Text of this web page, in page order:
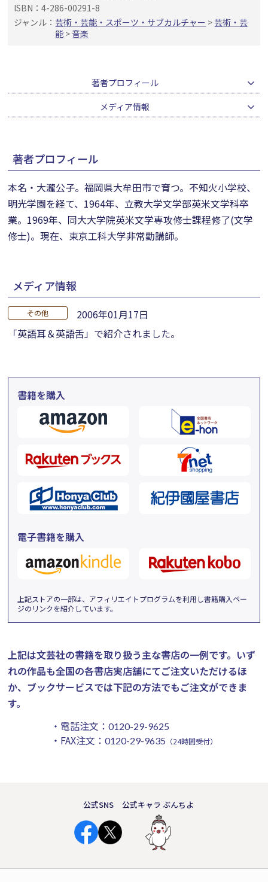
ISBN：4-286-00291-8
ジャンル：芸術・芸能・スポーツ・サブカルチャー >芸術・芸
能 >音楽
著者プロフィール
メディア情報
著者プロフィール
本名・大瀧公子。福岡県大牟田市で育つ。不知火小学校、
明光学園を経て、1964年、立教大学文学部英米文学科卒
業。1969年、同大大学院英米文学専攻修士課程修了(文学
修士)。現在、東京工科大学非常勤講師。
メディア情報
その他
2006年01月17日
「英語耳＆英語舌」で紹介されました。
書籍を購入
電子書籍を購入
上記ストアの一部は、アフィリエイトプログラムを利用し書籍購入ペー
ジのリンクを紹介しています。
上記は文芸社の書籍を取り扱う主な書店の一例です。 いず
れの作品も全国の各書店実店舗にてご注文いただけるほ
か、ブックサービスでは下記の方法でもご注文ができま
す。
・電話注文： 0120-29-9625
・FAX注文： 0120-29-9635 （24時間受付）
公式SNS 公式キャラ ぶんちよ